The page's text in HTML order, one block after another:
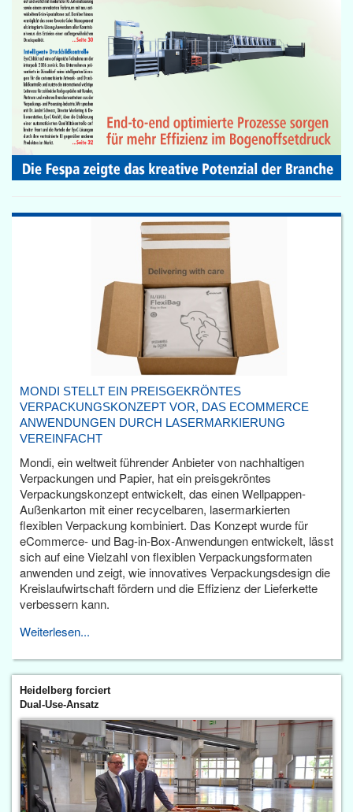
MONDI STELLT EIN PREISGEKRÖNTES
VERPACKUNGSKONZEPT VOR, DAS ECOMMERCE
ANWENDUNGEN DURCH LASERMARKIERUNG
VEREINFACHT
Mondi, ein weltweit führender Anbieter von nachhaltigen
Verpackungen und Papier, hat ein preisgekröntes
Verpackungskonzept entwickelt, das einen Wellpappen-
Außenkarton mit einer recycelbaren, lasermarkierten
flexiblen Verpackung kombiniert. Das Konzept wurde für
eCommerce- und Bag-in-Box-Anwendungen entwickelt, lässt
sich auf eine Vielzahl von flexiblen Verpackungsformaten
anwenden und zeigt, wie innovatives Verpackungsdesign die
Kreislaufwirtschaft fördern und die Effizienz der Lieferkette
verbessern kann.
Weiterlesen...
Heidelberg forciert
Dual-Use-Ansatz